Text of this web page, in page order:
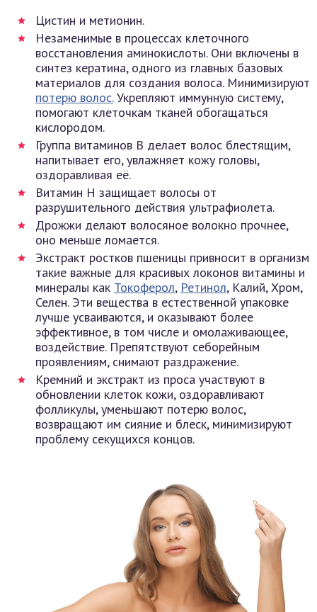
Цистин и метионин.
Незаменимые в процессах клеточного
восстановления аминокислоты. Они включены в
синтез кератина, одного из главных базовых
материалов для создания волоса. Минимизируют
потерю волос.Укрепляют иммунную систему,
помогают клеточкам тканей обогащаться
кислородом.
Группа витаминов B делает волос блестящим,
напитывает его, увлажняет кожу головы,
оздоравливая её.
Витамин Н защищает волосы от
разрушительного действия ультрафиолета.
Дрожжи делают волосяное волокно прочнее,
оно меньше ломается.
Экстракт ростков пшеницы привносит в организм
такие важные для красивых локонов витамины и
минералы как Токоферол, Ретинол, Калий, Хром,
Селен. Эти вещества в естественной упаковке
лучше усваиваются, и оказывают более
эффективное, в том числе и омолаживающее,
воздействие. Препятствуют себорейным
проявлениям, снимают раздражение.
Кремний и экстракт из проса участвуют в
обновлении клеток кожи, оздоравливают
фолликулы, уменьшают потерю волос,
возвращают им сияние и блеск, минимизируют
проблему секущихся концов.